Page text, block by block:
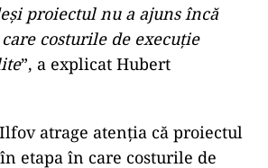
proiectul nu a ajuns încă
costurile de execuție
”, a explicat Hubert
atrage atenția că proiectul
etapa în care costurile de